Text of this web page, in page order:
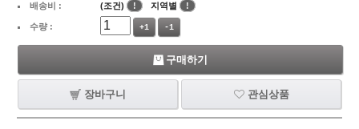
배송비 : (조건) ! 지역별 !
수량 : +1 -1
구매하기
장바구니 관심상품